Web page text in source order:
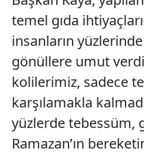
temel gıda
insanların
gönüllere umut
kolilerimiz, sadece
karşılamakla
yüzlerde tebessüm,
Ramazan’ın